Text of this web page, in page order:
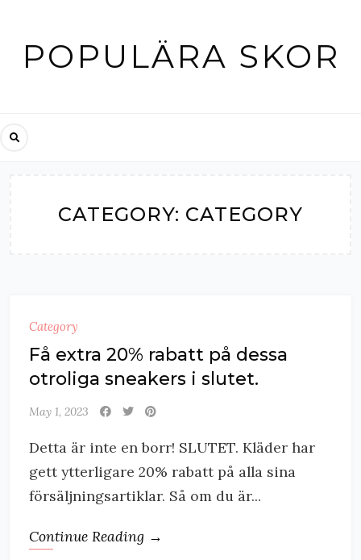
contentPOPULÄRA SKOR
CATEGORY: CATEGORY
Category
Få extra 20% rabatt på dessa
otroliga sneakers i slutet.
May 1, 2023
Detta är inte en borr! SLUTET. Kläder har
gett ytterligare 20% rabatt på alla sina
försäljningsartiklar. Så om du är...
Continue Reading →